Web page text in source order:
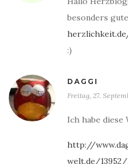
besonders
:)
DAGGI
Freitag, 27.
Ich habe diese
http://
welt.de/